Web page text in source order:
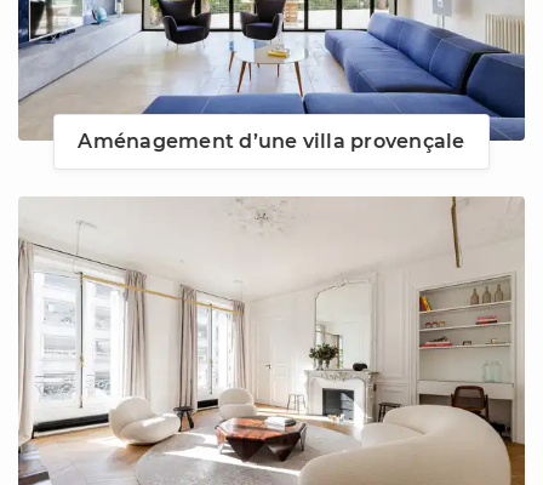
Aménagement d’une villa provençale